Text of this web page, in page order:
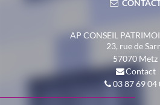
AP CONSEIL
23, rue de
57070Metz
Contact
03 87 69 04